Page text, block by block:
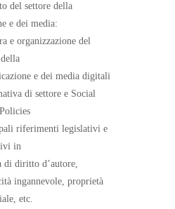
del settore della
e dei media:
e organizzazione del
e dei media digitali
di settore e Social
riferimenti legislativi e
in
di diritto d’autore,
ingannevole, proprietà
etc.